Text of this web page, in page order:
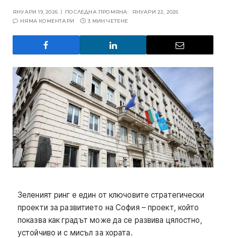
ЯНУАРИ 19, 2026 ПОСЛЕДНА ПРОМЯНА:
ЯНУАРИ 22, 2026
НЯМА КОМЕНТАРИ
3 МИН ЧЕТЕНЕ
Зеленият ринг е един от ключовите стратегически
проекти за развитието на София – проект, който
показва как градът може да се развива цялостно,
устойчиво и с мисъл за хората.